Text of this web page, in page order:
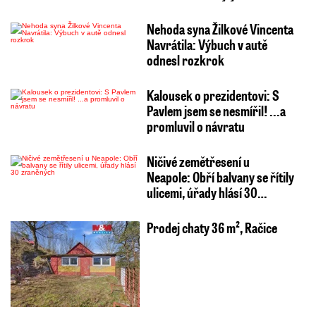
Nehoda syna Žilkové Vincenta
Navrátila: Výbuch v autě
odnesl rozkrok
Kalousek o prezidentovi: S
Pavlem jsem se nesmířil! ...a
promluvil o návratu
Ničivé zemětřesení u
Neapole: Obří balvany se řítily
ulicemi, úřady hlásí 30…
Prodej chaty 36 m², Račice